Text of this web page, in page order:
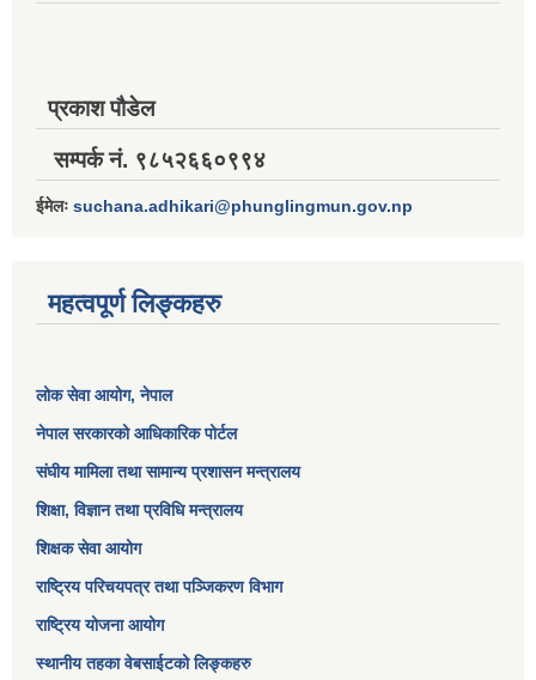
प्रकाश पौडेल
सम्पर्क नं. ९८५२६६०९९४
ईमेलः suchana.adhikari@phunglingmun.gov.np
महत्वपूर्ण लिङ्कहरु
लोक सेवा आयोग, नेपाल
नेपाल सरकारको आधिकारिक पोर्टल
संघीय मामिला तथा सामान्य प्रशासन मन्त्रालय
शिक्षा, विज्ञान तथा प्रविधि मन्त्रालय
शिक्षक सेवा आयोग
राष्ट्रिय परिचयपत्र तथा पञ्जिकरण विभाग
राष्ट्रिय योजना आयोग
स्थानीय तहका वेबसाईटको लिङ्कहरु